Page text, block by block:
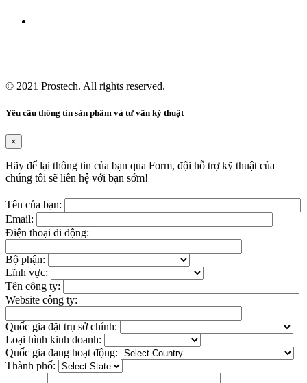
© 2021 Prostech. All rights reserved.
Yêu cầu thông tin sản phẩm và tư vấn kỹ thuật
×
Hãy để lại thông tin của bạn qua Form, đội hỗ trợ kỹ thuật của
chúng tôi sẽ liên hệ với bạn sớm!
Tên của bạn:
Email:
Điện thoại di động:
Bộ phận:
Lĩnh vực:
Tên công ty:
Website công ty:
Quốc gia đặt trụ sở chính:
Loại hình kinh doanh:
Quốc gia đang hoạt động:
Thành phố: